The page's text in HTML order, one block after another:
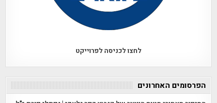
לחצו לכניסה לפרוייקט
הפרסומים האחרונים